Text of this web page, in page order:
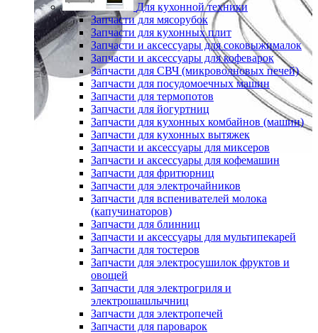
Для кухонной техники
Запчасти для мясорубок
Запчасти для кухонных плит
Запчасти и аксессуары для соковыжималок
Запчасти и аксессуары для кофеварок
Запчасти для СВЧ (микроволновых печей)
Запчасти для посудомоечных машин
Запчасти для термопотов
Запчасти для йогуртниц
Запчасти для кухонных комбайнов (машин)
Запчасти для кухонных вытяжек
Запчасти и аксессуары для миксеров
Запчасти и аксессуары для кофемашин
Запчасти для фритюрниц
Запчасти для электрочайников
Запчасти для вспенивателей молока
(капучинаторов)
Запчасти для блинниц
Запчасти и аксессуары для мультипекарей
Запчасти для тостеров
Запчасти для электросушилок фруктов и
овощей
Запчасти для электрогриля и
электрошашлычниц
Запчасти для электропечей
Запчасти для пароварок